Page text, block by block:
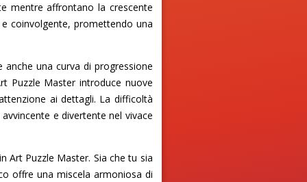
mentre affrontano la crescente
coinvolgente, promettendo una
una curva di progressione
Puzzle Master introduce nuove
ai dettagli. La difficoltà
e divertente nel vivace
Art Puzzle Master. Sia che tu sia
offre una miscela armoniosa di